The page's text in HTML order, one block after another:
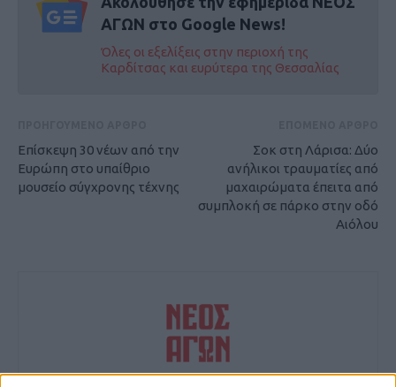
ΑΓΩΝ στο Google News!
Όλες οι εξελίξεις στην περιοχή της
Καρδίτσας και ευρύτερα της Θεσσαλίας
Επίσκεψη 30 νέων από την
Ευρώπη στο υπαίθριο
μουσείο σύγχρονης τέχνης
Σοκ στη Λάρισα: Δύο
ανήλικοι τραυματίες από
μαχαιρώματα έπειτα από
συμπλοκή σε πάρκο στην οδό
Αιόλου